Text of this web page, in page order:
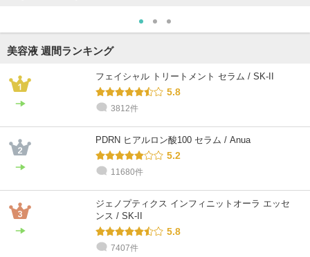
美容液 週間ランキング
フェイシャル トリートメント セラム / SK-II
5.8
3812件
PDRN ヒアルロン酸100 セラム / Anua
5.2
11680件
ジェノプティクス インフィニットオーラ エッセ
ンス / SK-II
5.8
7407件